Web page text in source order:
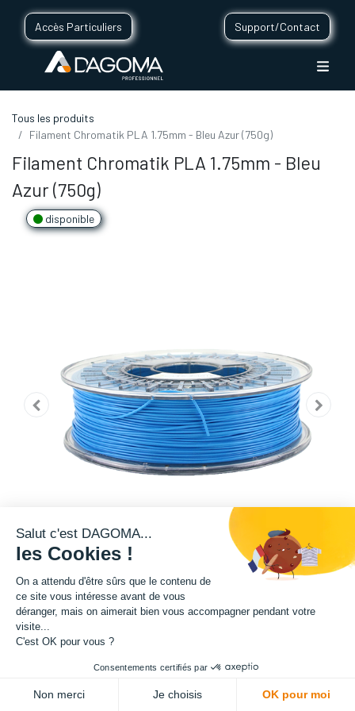
Accès Particuliers Support/Contact
Tous les produits
Filament Chromatik PLA 1.75mm - Bleu Azur (750g)
Filament Chromatik PLA 1.75mm - Bleu
Azur (750g)
disponible
Cette bobine de teinte bleue est disponible en format 750g.
Diamètre : 1.75 mm
Salut c'est DAGOMA...
les Cookies !
On a attendu d'être sûrs que le contenu de
ce site vous intéresse avant de vous
déranger, mais on aimerait bien vous accompagner pendant votre
visite...
C'est OK pour vous ?
Consentements certifiés par
Non merci Je choisis OK pour moi